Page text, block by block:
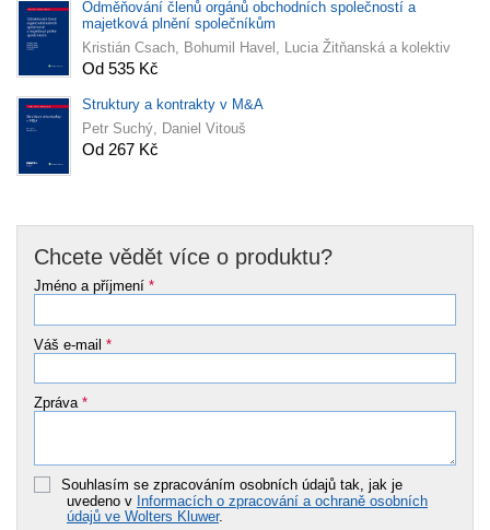
Odměňování členů orgánů obchodních společností a
majetková plnění společníkům
Kristián Csach, Bohumil Havel, Lucia Žitňanská a kolektiv
Od 535 Kč
Struktury a kontrakty v M&A
Petr Suchý, Daniel Vitouš
Od 267 Kč
Chcete vědět více o produktu?
Jméno a příjmení *
Váš e-mail *
Zpráva *
Souhlasím se zpracováním osobních údajů tak, jak je
uvedeno v Informacích o zpracování a ochraně osobních
údajů ve Wolters Kluwer.